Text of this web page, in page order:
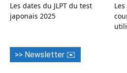
Les dates du JLPT du test
japonais 2025
>> Newsletter ✉️